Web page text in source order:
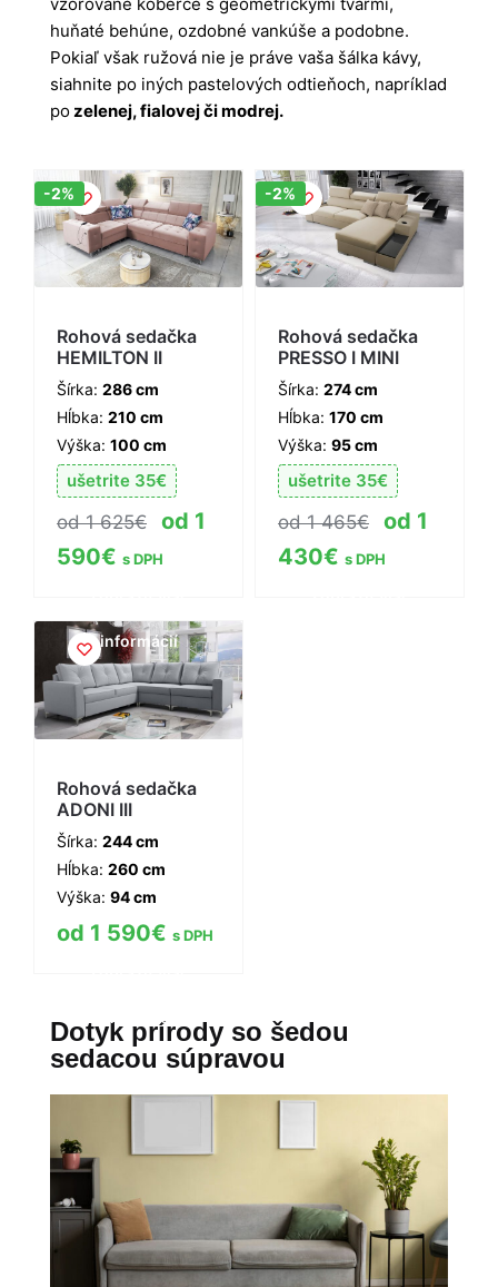
vzorované koberce s geometrickými tvarmi,
huňaté behúne, ozdobné vankúše a podobne.
Pokiaľ však ružová nie je práve vaša šálka kávy,
siahnite po iných pastelových odtieňoch, napríklad
pozelenej, fialovej či modrej.
Zľava!
-2%
Rohová sedačka
HEMILTON II
Šírka: 286 cm
Hĺbka: 210 cm
Výška: 100 cm
ušetrite 35€
1 625€
1
590€ s DPH
informácií
Zľava!
-2%
Rohová sedačka
PRESSO I MINI
Šírka: 274 cm
Hĺbka: 170 cm
Výška: 95 cm
ušetrite 35€
1 465€
1
430€ s DPH
Rohová sedačka
ADONI III
Šírka: 244 cm
Hĺbka: 260 cm
Výška: 94 cm
1 590€ s DPH
informácií
Dotyk prírody so šedou
sedacou súpravou